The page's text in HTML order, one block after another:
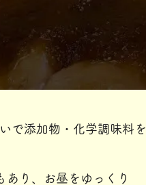
で添加物・化学調味料を
り、お昼をゆっくり